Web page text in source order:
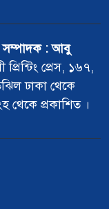
সম্পাদক : আবু
প্রেস, ১৬৭,
ঢাকা থেকে
থেকে প্রকাশিত ।